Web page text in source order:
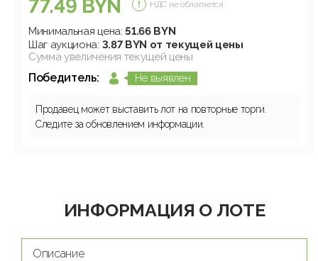
77.49 BYN НДС не облагается
Минимальная цена:51.66 BYN
Шаг аукциона: 3.87 BYN от текущей цены
Сумма увеличения текущей цены
Победитель: Не выявлен
Продавец может выставить лот на повторные торги.
Следите за обновлением информации.
ИНФОРМАЦИЯ О ЛОТЕ
Описание